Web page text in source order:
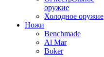
оружие
Холодное оружие
Ножи
Benchmade
Al Mar
Boker